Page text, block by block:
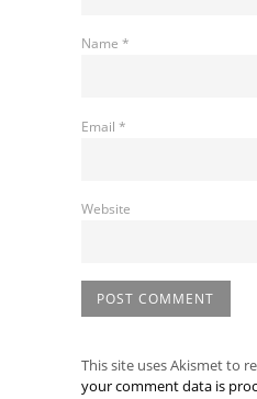
Name *
Email *
Website
This site uses Akismet to
your comment data is